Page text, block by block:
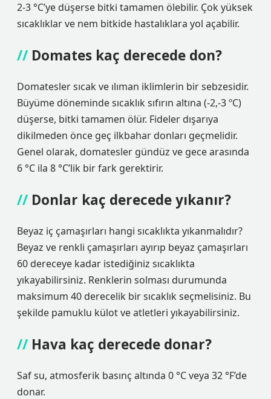
2-3 °C’ye düşerse bitki tamamen ölebilir. Çok yüksek
sıcaklıklar ve nem bitkide hastalıklara yol açabilir.
Domates kaç derecede don?
Domatesler sıcak ve ılıman iklimlerin bir sebzesidir.
Büyüme döneminde sıcaklık sıfırın altına (-2,-3 ºC)
düşerse, bitki tamamen ölür. Fideler dışarıya
dikilmeden önce geç ilkbahar donları geçmelidir.
Genel olarak, domatesler gündüz ve gece arasında
6 °C ila 8 °C’lik bir fark gerektirir.
Donlar kaç derecede yıkanır?
Beyaz iç çamaşırları hangi sıcaklıkta yıkanmalıdır?
Beyaz ve renkli çamaşırları ayırıp beyaz çamaşırları
60 dereceye kadar istediğiniz sıcaklıkta
yıkayabilirsiniz. Renklerin solması durumunda
maksimum 40 derecelik bir sıcaklık seçmelisiniz. Bu
şekilde pamuklu külot ve atletleri yıkayabilirsiniz.
Hava kaç derecede donar?
Saf su, atmosferik basınç altında 0 °C veya 32 °F’de
donar.